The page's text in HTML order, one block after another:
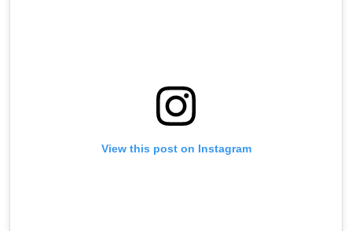
View this post on Instagram